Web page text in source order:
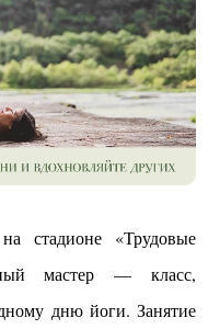
стадионе «Трудовые
мастер — класс,
дню йоги. Занятие